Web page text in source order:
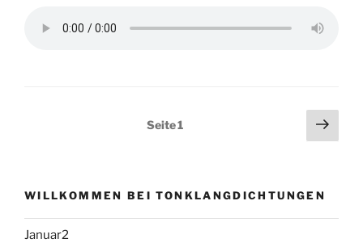
Beitragsnavigation
Seite1
WILLKOMMEN BEI TONKLANGDICHTUNGEN
Januar2